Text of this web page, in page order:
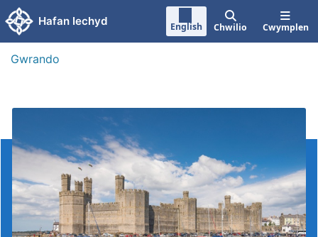
Neidio i'r prif gynnwy
Hafan Iechyd English Chwilio Cwymplen
Gwrando